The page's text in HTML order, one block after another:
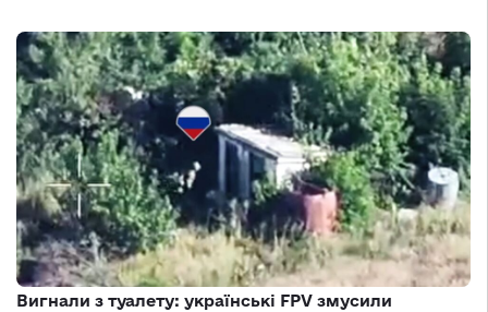
Вигнали з туалету: українські FPV змусили